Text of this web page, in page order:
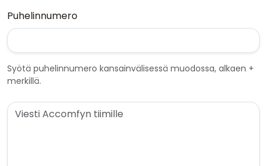
Puhelinnumero
Syötä puhelinnumero kansainvälisessä muodossa, alkaen +
merkillä.